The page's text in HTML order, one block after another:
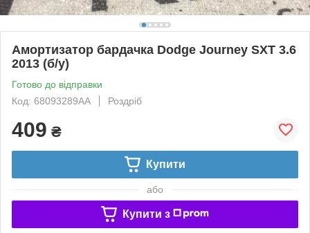
Амортизатор бардачка Dodge Journey SXT 3.6
2013 (б/у)
Готово до відправки
Код: 68093289AA
Роздріб
409 ₴
Купити
або
Купити з